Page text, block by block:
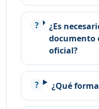
¿Es
documento
oficial?
¿Qué